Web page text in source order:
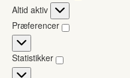
Funktionsdygtig
Altid aktiv
Præferencer
Præferencer
Statistikker
Statistikker